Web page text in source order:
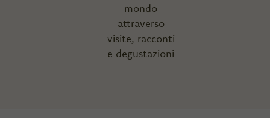
mondo
attraverso
visite, racconti
e degustazioni